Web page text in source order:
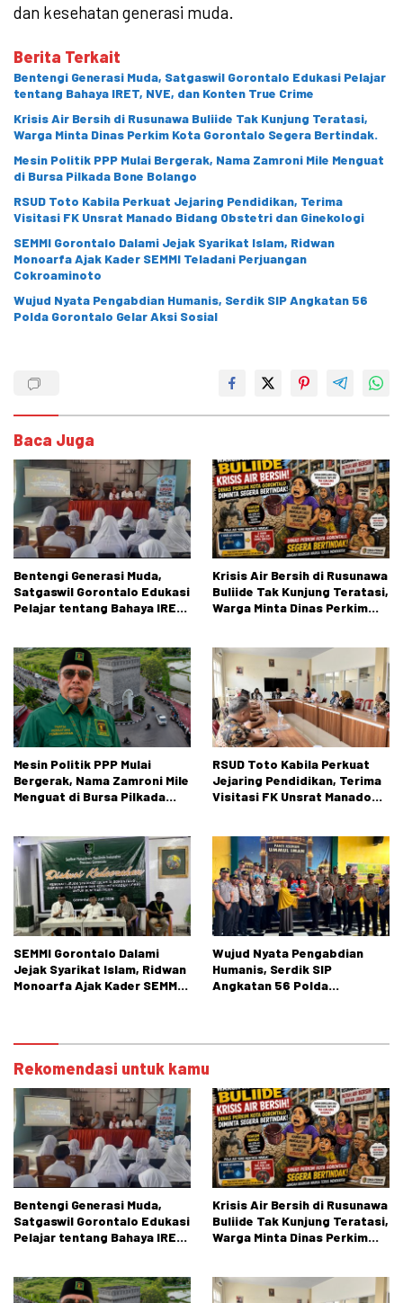
dan kesehatan generasi muda.
Berita Terkait
Bentengi Generasi Muda, Satgaswil Gorontalo Edukasi Pelajar
tentang Bahaya IRET, NVE, dan Konten True Crime
Krisis Air Bersih di Rusunawa Buliide Tak Kunjung Teratasi,
Warga Minta Dinas Perkim Kota Gorontalo Segera Bertindak.
Mesin Politik PPP Mulai Bergerak, Nama Zamroni Mile Menguat
di Bursa Pilkada Bone Bolango
RSUD Toto Kabila Perkuat Jejaring Pendidikan, Terima
Visitasi FK Unsrat Manado Bidang Obstetri dan Ginekologi
SEMMI Gorontalo Dalami Jejak Syarikat Islam, Ridwan
Monoarfa Ajak Kader SEMMI Teladani Perjuangan
Cokroaminoto
Wujud Nyata Pengabdian Humanis, Serdik SIP Angkatan 56
Polda Gorontalo Gelar Aksi Sosial
Baca Juga
Bentengi Generasi Muda,
Satgaswil Gorontalo Edukasi
Pelajar tentang Bahaya IRET,
Krisis Air Bersih di Rusunawa
Buliide Tak Kunjung Teratasi,
Warga Minta Dinas Perkim
Mesin Politik PPP Mulai
Bergerak, Nama Zamroni Mile
Menguat di Bursa Pilkada
RSUD Toto Kabila Perkuat
Jejaring Pendidikan, Terima
Visitasi FK Unsrat Manado
SEMMI Gorontalo Dalami
Jejak Syarikat Islam, Ridwan
Monoarfa Ajak Kader SEMMI
Wujud Nyata Pengabdian
Humanis, Serdik SIP
Angkatan 56 Polda
Rekomendasi untuk kamu
Bentengi Generasi Muda,
Satgaswil Gorontalo Edukasi
Pelajar tentang Bahaya IRET,
Krisis Air Bersih di Rusunawa
Buliide Tak Kunjung Teratasi,
Warga Minta Dinas Perkim